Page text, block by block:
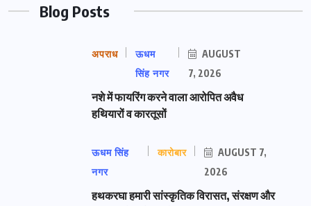
Blog Posts
अपराध
ऊधम
सिंह नगर
AUGUST
7, 2026
नशे में फायरिंग करने वाला आरोपित अवैध
हथियारों व कारतूसों
ऊधम सिंह
नगर
कारोबार
AUGUST 7,
2026
हथकरघा हमारी सांस्कृतिक विरासत, संरक्षण और